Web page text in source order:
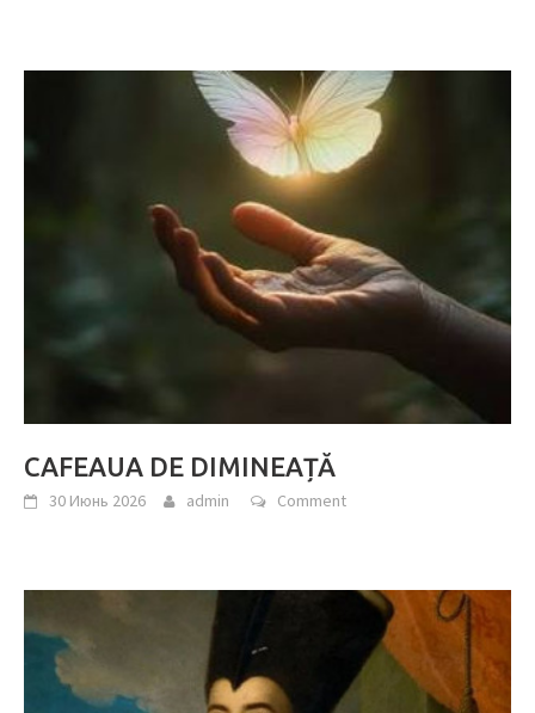
CAFEAUA DE DIMINEAȚĂ
30 Июнь 2026 admin Comment